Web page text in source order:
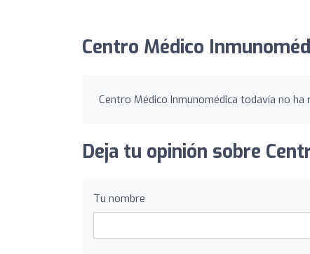
Centro Médico
Centro Médico Inmunomédica todavía no ha
Deja tu opinión sobre
Tu nombre